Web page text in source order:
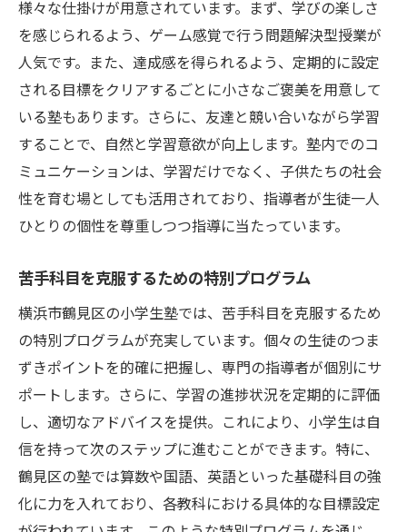
様々な仕掛けが用意されています。まず、学びの楽しさ
を感じられるよう、ゲーム感覚で行う問題解決型授業が
人気です。また、達成感を得られるよう、定期的に設定
される目標をクリアするごとに小さなご褒美を用意して
いる塾もあります。さらに、友達と競い合いながら学習
することで、自然と学習意欲が向上します。塾内でのコ
ミュニケーションは、学習だけでなく、子供たちの社会
性を育む場としても活用されており、指導者が生徒一人
ひとりの個性を尊重しつつ指導に当たっています。
苦手科目を克服するための特別プログラム
横浜市鶴見区の小学生塾では、苦手科目を克服するため
の特別プログラムが充実しています。個々の生徒のつま
ずきポイントを的確に把握し、専門の指導者が個別にサ
ポートします。さらに、学習の進捗状況を定期的に評価
し、適切なアドバイスを提供。これにより、小学生は自
信を持って次のステップに進むことができます。特に、
鶴見区の塾では算数や国語、英語といった基礎科目の強
化に力を入れており、各教科における具体的な目標設定